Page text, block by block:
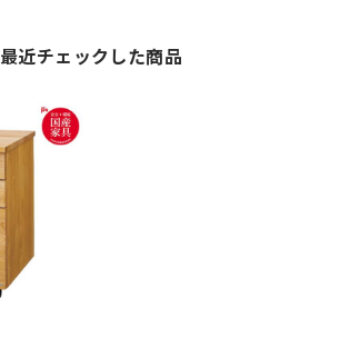
最近チェックした商品